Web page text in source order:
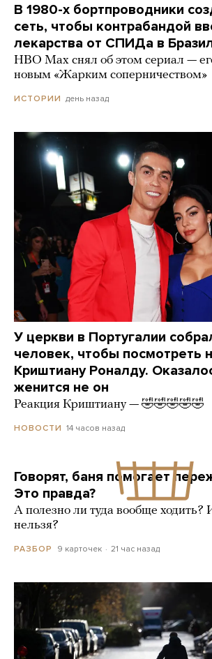
В 1980-х бортпроводники
сеть, чтобы контрабандой
лекарства от СПИДа в
HBO Max снял об этом сериал —
новым «Жарким соперничеством»
ИСТОРИИ день назад
У церкви в Португалии
человек, чтобы посмотреть
Криштиану Роналду.
женится не он
Реакция Криштиану — 🤣🤣🤣🤣🤣
НОВОСТИ 14 часов назад
Говорят, баня помогает
Это правда?
А полезно ли туда вообще ходить?
нельзя?
РАЗБОР 9 карточек 21 час назад